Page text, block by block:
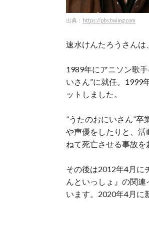
出典： https://pbs.twimg.com
速水けんたろうさんは
1989年にアニソン歌
いさん”に就任。1999
ットしました。
”うたのおにいさん”
や声優をしたりと、
ねて死亡させる事故を
その後は2012年4月に
んといっしょ』の関
います。2020年4月に